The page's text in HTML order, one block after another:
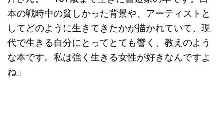
本の戦時中の貧しかった背景や、アーティストと
してどのように生きてきたかが描かれていて、現
代で生きる自分にとってとても響く、教えのよう
な本です。私は強く生きる女性が好きなんですよ
ね」